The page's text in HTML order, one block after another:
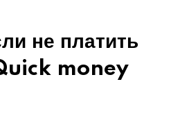
не платить
money